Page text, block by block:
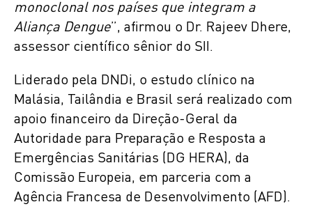
monoclonal nos países que integram a
Aliança Dengue”, afirmou o Dr. Rajeev Dhere,
assessor científico sênior do SII.
Liderado pela DNDi, o estudo clínico na
Malásia, Tailândia e Brasil será realizado com
apoio financeiro da Direção-Geral da
Autoridade para Preparação e Resposta a
Emergências Sanitárias (DG HERA), da
Comissão Europeia, em parceria com a
Agência Francesa de Desenvolvimento (AFD).